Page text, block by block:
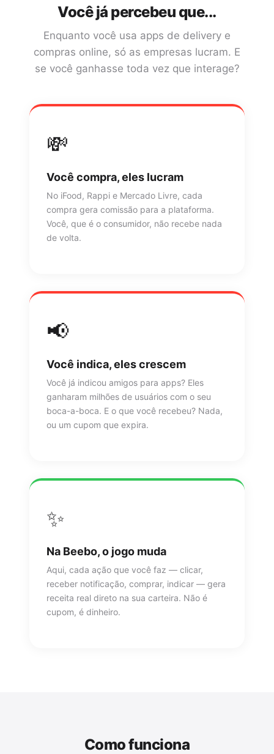
Você já percebeu que...
Enquanto você usa apps de delivery e
compras online, só as empresas lucram. E
se você ganhasse toda vez que interage?
💸
Você compra, eles lucram
No iFood, Rappi e Mercado Livre, cada
compra gera comissão para a plataforma.
Você, que é o consumidor, não recebe nada
de volta.
📢
Você indica, eles crescem
Você já indicou amigos para apps? Eles
ganharam milhões de usuários com o seu
boca-a-boca. E o que você recebeu? Nada,
ou um cupom que expira.
✨
Na Beebo, o jogo muda
Aqui, cada ação que você faz — clicar,
receber notificação, comprar, indicar — gera
receita real direto na sua carteira. Não é
cupom, é dinheiro.
Como funciona